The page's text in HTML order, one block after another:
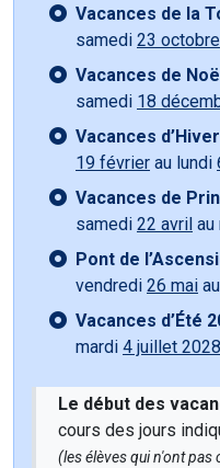
Vacances de la
samedi 23 octobre
Vacances de
samedi 18
Vacances
19 février au lundi
Vacances de
samedi 22 avril au
Pont de
vendredi 26 mai
Vacances d’Été
mardi 4 juillet 2028
Le début des
cours des jours
(les élèves qui n'ont pas